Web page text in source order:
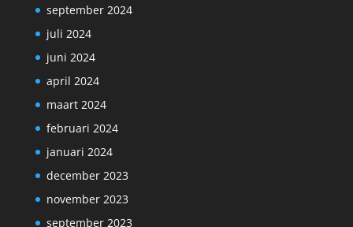
september 2024
juli 2024
juni 2024
april 2024
maart 2024
februari 2024
januari 2024
december 2023
november 2023
september 2023